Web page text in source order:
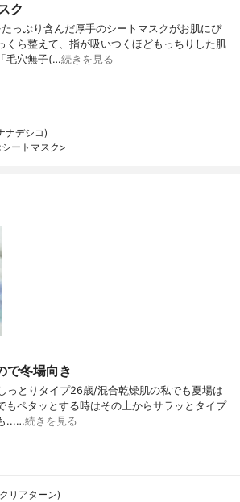
ク
っぷり含んだ厚手のシートマスクがお肌にぴ
くら整えて、指が吸いつくほどもっちりした肌
毛穴無子(…続きを見る
ナデシコ)
ートマスク>
で冬場向き
っとりタイプ26歳/混合乾燥肌の私でも夏場は
もペタッとする時はその上からサラッとタイプ
...…続きを見る
リアターン)